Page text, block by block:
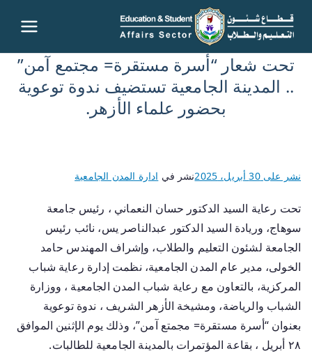
قطاع
شئون
التعليم
– جامعة
سوهاج
تحت شعار “أسرة مستقرة= مجتمع آمن”
.. المدينة الجامعية تستضيف ندوة توعوية
بحضور علماء الأزهر.
نشر على30 أبريل، 2025 نشر في ادارة المدن الجامعية
تحت رعاية السيد الدكتور حسان النعماني ، رئيس جامعة
سوهاج، وريادة السيد الدكتور عبدالناصر يس، نائب رئيس
الجامعة لشئون التعليم والطلاب، وإشراف المهندس حامد
الخولى، مدير عام المدن الجامعية، نظمت إدارة رعاية شباب
المركزية، بالتعاون مع رعاية شباب المدن الجامعية ، ووزارة
الشباب والرياضة، ومشيخة الأزهر الشريف ، ندوة توعوية
بعنوان “أسرة مستقرة= مجمتع آمن”، وذلك يوم الإثنين الموافق
٢٨ أبريل ، بقاعة المؤتمرات بالمدينة الجامعية للطالبات.